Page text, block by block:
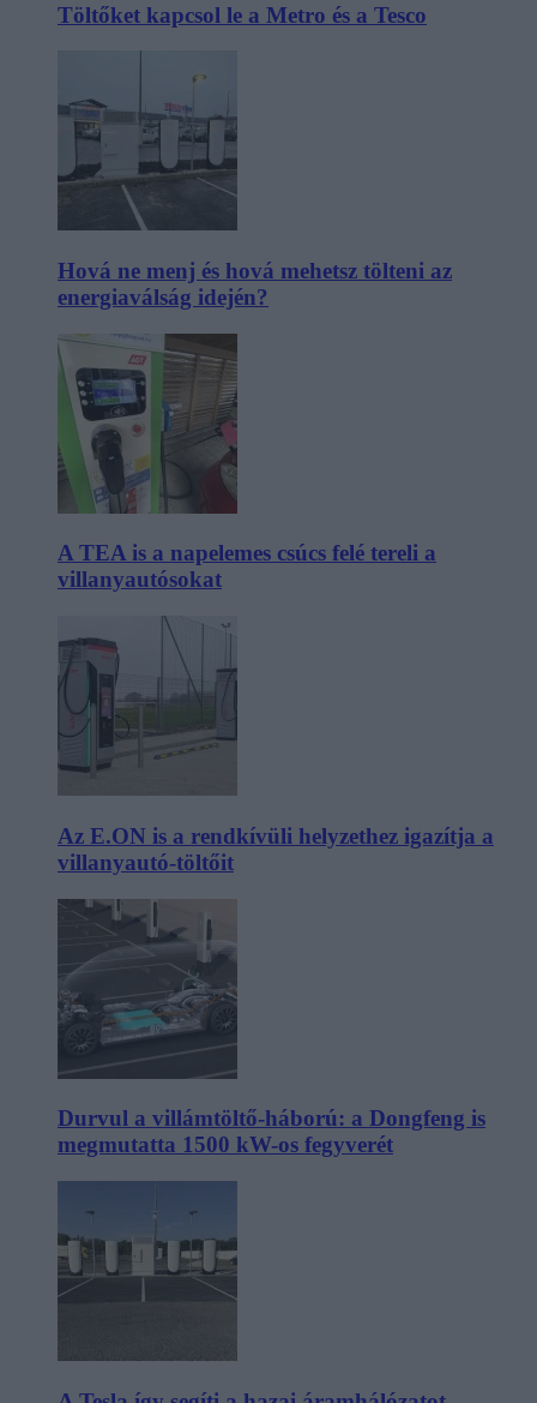
Töltőket kapcsol le a Metro és a Tesco
Hová ne menj és hová mehetsz tölteni az
energiaválság idején?
A TEA is a napelemes csúcs felé tereli a
villanyautósokat
Az E.ON is a rendkívüli helyzethez igazítja a
villanyautó-töltőit
Durvul a villámtöltő-háború: a Dongfeng is
megmutatta 1500 kW-os fegyverét